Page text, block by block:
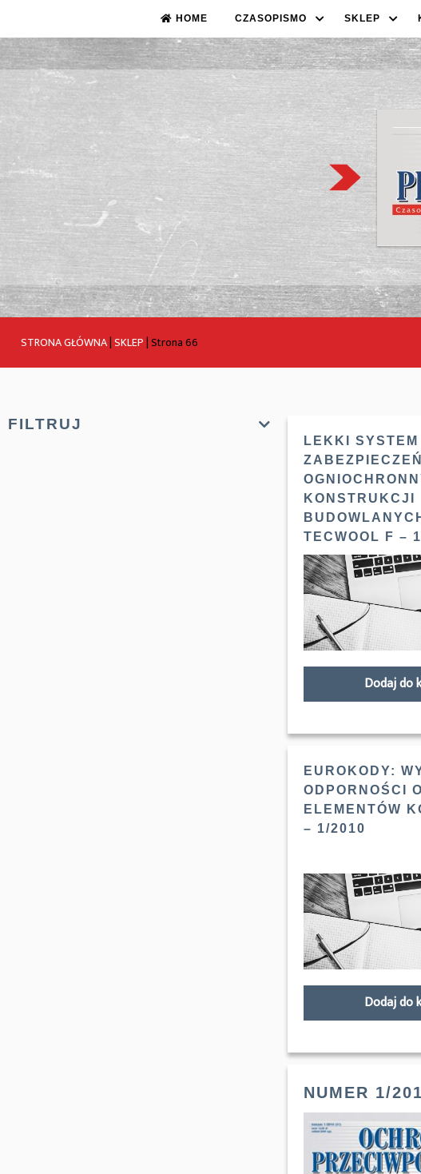
HOME CZASOPISMO SKLEP
STRONA GŁÓWNA|SKLEP|Strona 66
FILTRUJ
LEKKI SYSTEM
ZABEZPIECZEŃ
KONSTRUKCJI
TECWOOL F –
Dodaj do
EUROKODY:
ODPORNOŚCI
ELEMENTÓW
– 1/2010
Dodaj do
NUMER 1/